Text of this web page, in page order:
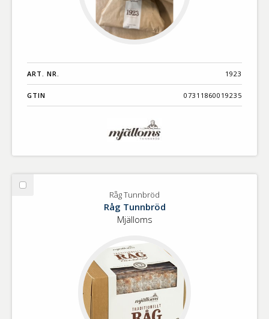
ART. NR. 1923
GTIN 07311860019235
Välj
Råg Tunnbröd
Råg Tunnbröd
Mjälloms